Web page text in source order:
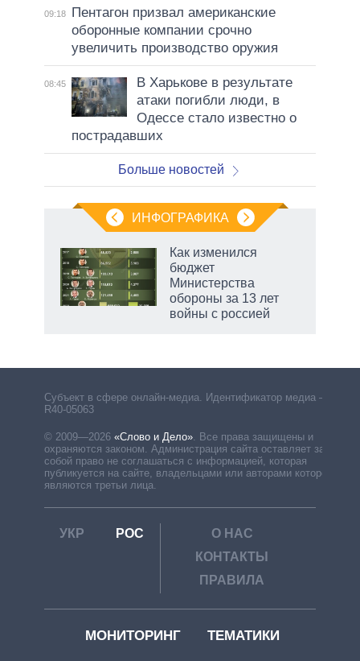
09:18
Пентагон призвал американские
оборонные компании срочно
увеличить производство оружия
08:45
В Харькове в результате
атаки погибли люди, в
Одессе стало известно о
пострадавших
Больше новостей
ИНФОГРАФИКА
Как изменился
бюджет
Министерства
обороны за 13 лет
войны с россией
Субъект в сфере онлайн-медиа. Идентификатор медиа –
R40-05063
© 2009—2026 «Слово и Дело». Все права защищены и
охраняются законом. Администрация сайта оставляет за
собой право не соглашаться с информацией, которая
публикуется на сайте, владельцами или авторами которой
являются третьи лица.
УКР РОС
О НАС
КОНТАКТЫ
ПРАВИЛА
МОНИТОРИНГ ТЕМАТИКИ